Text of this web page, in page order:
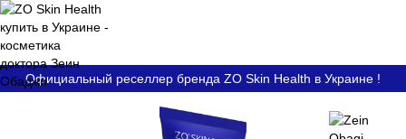
Официальный реселлер бренда ZO Skin Health в Украине !